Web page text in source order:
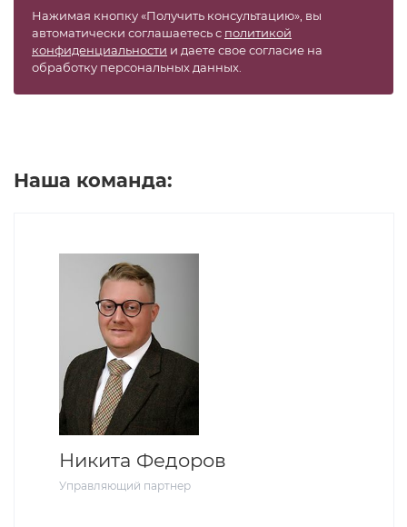
Нажимая кнопку «Получить консультацию», вы
автоматически соглашаетесь с политикой
конфиденциальности и даете свое согласие на
обработку персональных данных.
Наша команда:
Никита Федоров
Управляющий партнер